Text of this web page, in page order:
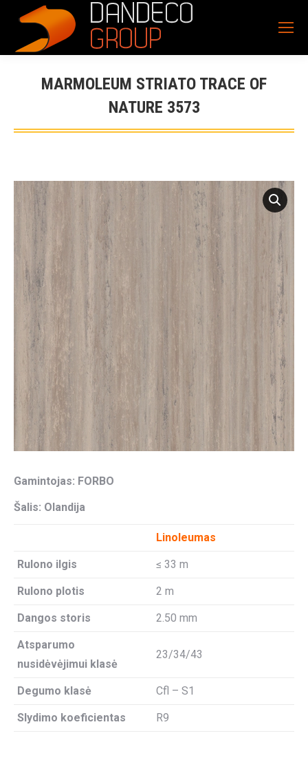
MARMOLEUM STRIATO TRACE OF
NATURE 3573
Gamintojas: FORBO
Šalis: Olandija
Linoleumas
Rulono ilgis ≤ 33 m
Rulono plotis 2 m
Dangos storis 2.50 mm
Atsparumo
nusidėvėjimui klasė
23/34/43
Degumo klasė Cfl – S1
Slydimo koeficientas R9